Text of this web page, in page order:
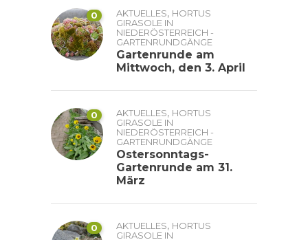
0 AKTUELLES, HORTUS
GIRASOLE IN
NIEDERÖSTERREICH -
GARTENRUNDGÄNGE
Gartenrunde am
Mittwoch, den 3. April
0 AKTUELLES, HORTUS
GIRASOLE IN
NIEDERÖSTERREICH -
GARTENRUNDGÄNGE
Ostersonntags-
Gartenrunde am 31.
März
0 AKTUELLES, HORTUS
GIRASOLE IN